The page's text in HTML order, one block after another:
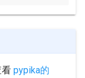
pypika的